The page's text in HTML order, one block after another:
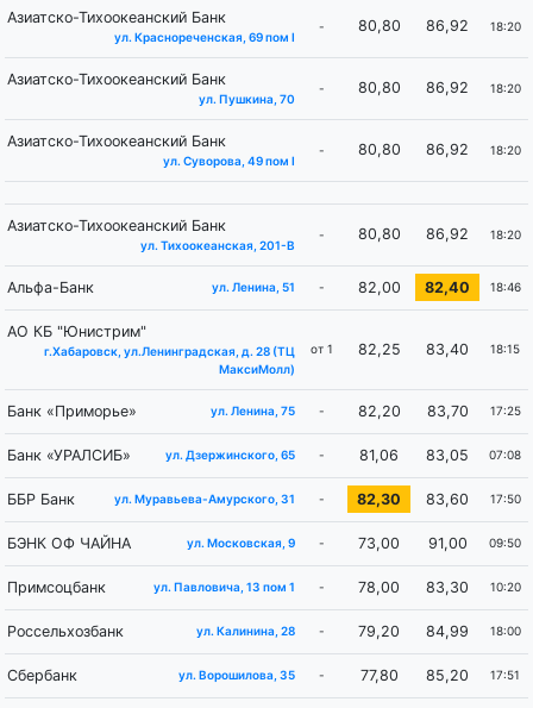
Азиатско-Тихоокеанский Банк
ул. Краснореченская, 69 пом I
- 80,80 86,92 18:20
Азиатско-Тихоокеанский Банк
ул. Пушкина, 70
- 80,80 86,92 18:20
Азиатско-Тихоокеанский Банк
ул. Суворова, 49 пом I
- 80,80 86,92 18:20
Азиатско-Тихоокеанский Банк
ул. Тихоокеанская, 201-В
- 80,80 86,92 18:20
Альфа-Банк ул. Ленина, 51 - 82,00 82,40 18:46
АО КБ "Юнистрим"
г.Хабаровск, ул.Ленинградская, д. 28 (ТЦ
МаксиМолл)
от 1 82,25 83,40 18:15
Банк «Приморье» ул. Ленина, 75 - 82,20 83,70 17:25
Банк «УРАЛСИБ» ул. Дзержинского, 65 - 81,06 83,05 07:08
ББР Банк ул. Муравьева-Амурского, 31 - 82,30 83,60 17:50
БЭНК ОФ ЧАЙНА ул. Московская, 9 - 73,00 91,00 09:50
Примсоцбанк ул. Павловича, 13 пом 1 - 78,00 83,30 10:20
Россельхозбанк ул. Калинина, 28 - 79,20 84,99 18:00
Сбербанк ул. Ворошилова, 35 - 77,80 85,20 17:51